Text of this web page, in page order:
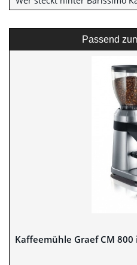
Passend
Kaffeemühle Graef CM 800